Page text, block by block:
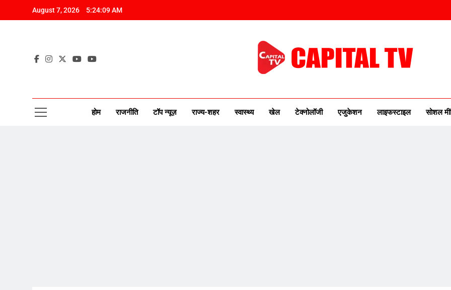
August 7, 2026 5:24:10 AM
होम राजनीति टॉप न्यूज़ राज्य-शहर स्वास्थ्य खेल टेक्नोलॉजी एजुकेशन लाइफस्टाइल सोशल